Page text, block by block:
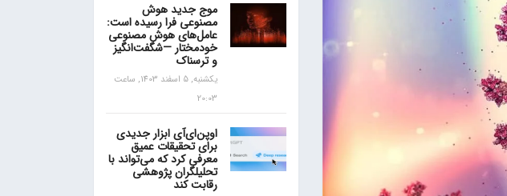
موج جدید هوش
مصنوعی فرا رسیده است:
عامل‌های هوش مصنوعی
خودمختار —شگفت‌انگیز
و ترسناک
یکشنبه, 5 اسفند 1403, ساعت
20:03
اوپن‌ای‌آی ابزار جدیدی
برای تحقیقات عمیق
معرفی کرد که می‌تواند با
تحلیلگران پژوهشی
رقابت کند